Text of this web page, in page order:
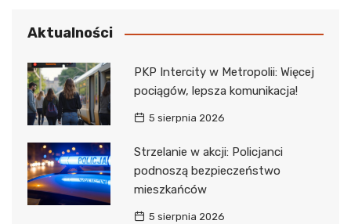
Aktualności
PKP Intercity w Metropolii: Więcej
pociągów, lepsza komunikacja!
5 sierpnia 2026
Strzelanie w akcji: Policjanci
podnoszą bezpieczeństwo
mieszkańców
5 sierpnia 2026